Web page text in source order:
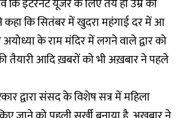
कि इंटरनेट यूजर के लिए तय हो उम्र की
कि सितंबर में खुदरा महंगाई दर में आ
के राम मंदिर में लगने वाले द्वार को
तैयारी आदि ख़बरों को भी अख़बार ने पहले
द्वारा संसद के विशेष सत्र में महिला